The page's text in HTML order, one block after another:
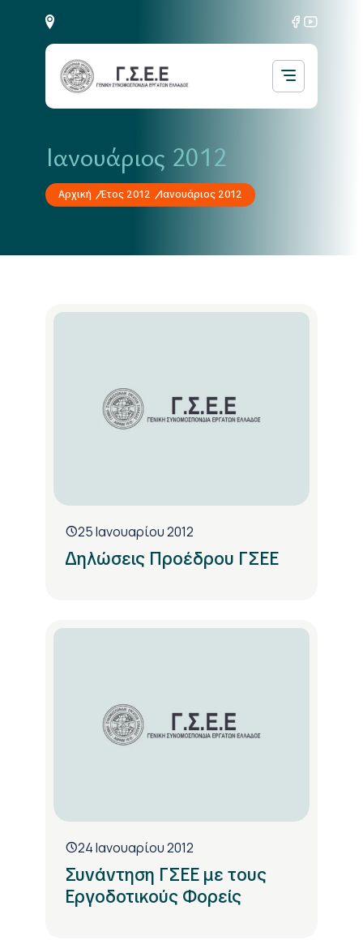
Ιανουάριος 2012
Αρχική Έτος 2012 Ιανουάριος 2012
25 Ιανουαρίου 2012
Δηλώσεις Προέδρου ΓΣΕΕ
24 Ιανουαρίου 2012
Συνάντηση ΓΣΕΕ με τους
Εργοδοτικούς Φορείς